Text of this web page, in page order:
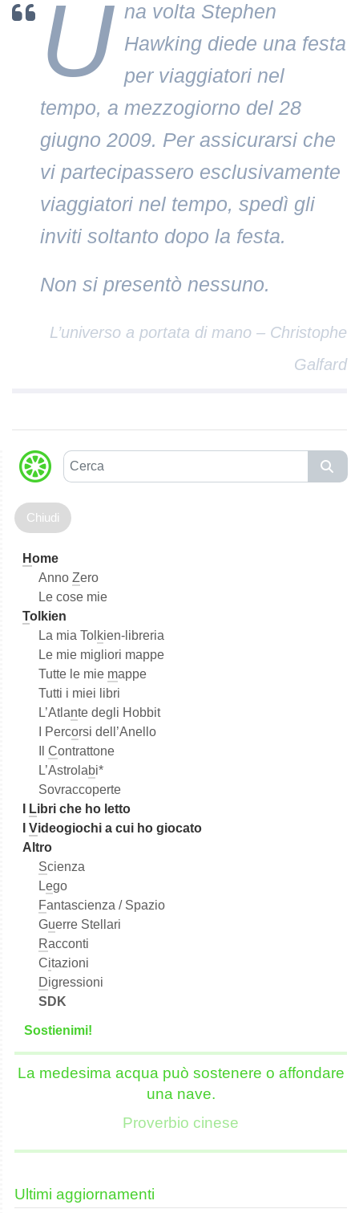
U na volta Stephen
Hawking diede una festa
per viaggiatori nel
tempo, a mezzogiorno del 28
giugno 2009. Per assicurarsi che
vi partecipassero esclusivamente
viaggiatori nel tempo, spedì gli
inviti soltanto dopo la festa.
Non si presentò nessuno.
L’universo a portata di mano – Christophe
Galfard
C
e
c
Home
Anno Zero
Le cose mie
Tolkien
La mia Tol kien-libreria
Le mie migliori mappe
Tutte le mie mappe
Tutti i miei libri
L’Atlante degli Hobbit
I Percorsi dell’Anello
Contrattone
L’Astrolabi*
Sovraccoperte
Libri che ho letto
Videogiochi a cui ho giocato
Altro
Scienza
Lego
Fantascienza / Spazio
Guerre Stellari
Racconti
Citazioni
Digressioni
SDK
Sostienimi!
La medesima acqua può sostenere o affondare
una nave.
Proverbio cinese
Ultimi aggiornamenti